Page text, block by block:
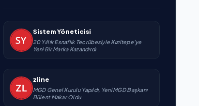
Sistem Yöneticisi
20 Yıllık Esnaflık Tecrübesiyle Kızıltepe'ye
Yeni Bir Marka Kazandırdı
zline
MGD Genel Kurulu Yapıldı, Yeni MGD Başkanı
Bülent Makar Oldu